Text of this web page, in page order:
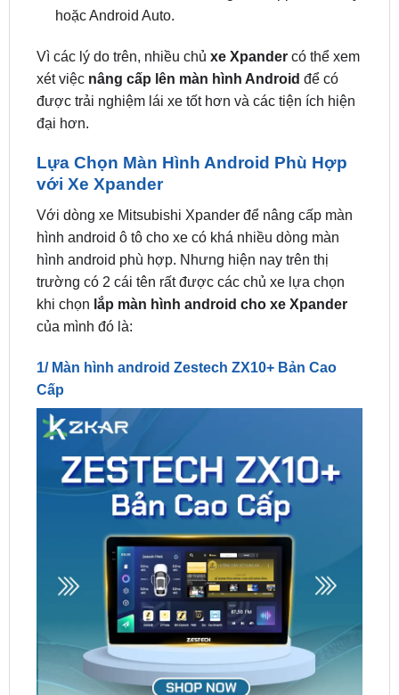
Vì các lý do trên, nhiều chủ
được trải nghiệm lái xe tốt hơn và các tiện ích hiện
đại hơn.
Lựa Chọn Màn Hình Android Phù Hợp
Với dòng xe Mitsubishi Xpander để nâng cấp màn
hình android ô tô cho xe có khá nhiều dòng màn
hình android phù hợp. Nhưng hiện nay trên thị
trường có 2 cái tên rất được các chủ xe lựa chọn
khi chọnlắp màn hình android cho xe Xpander
của mình đó là:
1/ Màn hình android Zestech ZX10+ Bản Cao